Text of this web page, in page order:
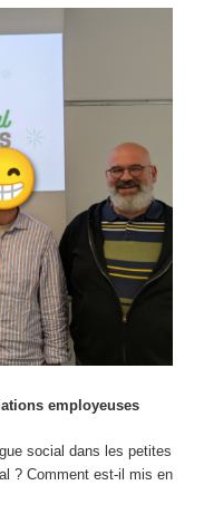
employeuses
social dans les petites
? Comment est-il mis en